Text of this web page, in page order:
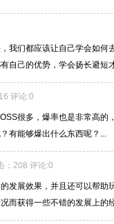
我们都应该让自己学会如何
自己的优势，学会扬长避短
评论:0
很多，爆率也是非常高的
有能够爆出什么东西呢？...
：208 评论:0
展效果，并且还可以帮助
而获得一些不错的发展上的